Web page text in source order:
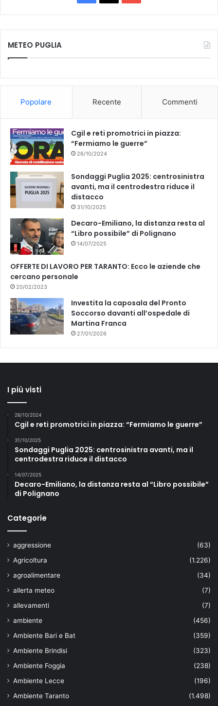
a
c
k
o
u
METEO PUGLIA
Popolare Recente Commenti
Cgil e reti promotrici in piazza:
“Fermiamo le guerre”
26/10/2024
Sondaggi Puglia 2025: centrosinistra
avanti, ma il centrodestra riduce il
distacco
31/10/2025
Decaro-Emiliano, la distanza resta al
“Libro possibile” di Polignano
14/07/2025
OFFERTE DI LAVORO PER TARANTO: Ecco le aziende che
cercano personale
20/02/2023
Investita la caposala del Pronto
Soccorso davanti all’ospedale di
Martina Franca
27/01/2026
I più visti
26/10/2024
Cgil e reti promotrici in piazza: “Fermiamo le guerre”
31/10/2025
Sondaggi Puglia 2025: centrosinistra avanti, ma il
centrodestra riduce il distacco
14/07/2025
Decaro-Emiliano, la distanza resta al “Libro possibile”
di Polignano
Categorie
aggressione
(63)
Agricoltura
(1.226)
agroalimentare
(34)
allerta meteo
(7)
allevamenti
(7)
ambiente
(456)
Ambiente Bari e Bat
(359)
Ambiente Brindisi
(323)
Ambiente Foggia
(238)
Ambiente Lecce
(196)
Ambiente Taranto
(1.498)